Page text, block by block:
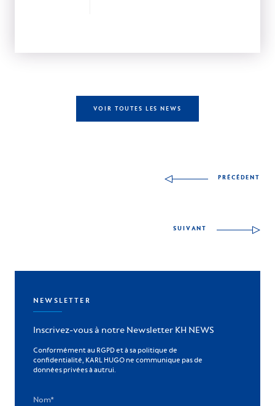
VOIR TOUTES LES NEWS
PRÉCÉDENT
SUIVANT
NEWSLETTER
Inscrivez-vous à notre Newsletter KH NEWS
Conformément au RGPD et à sa politique de
confidentialité, KARL HUGO ne communique pas de
données privées à autrui.